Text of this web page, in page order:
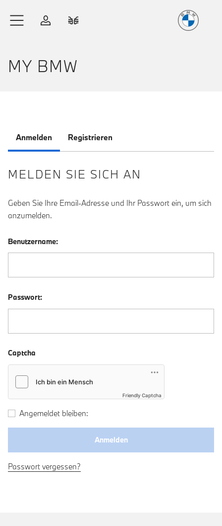
Anmelden
MY BMW
Anmelden Registrieren
MELDEN SIE SICH AN
Geben Sie Ihre Email-Adresse und Ihr Passwort ein, um sich
anzumelden.
Benutzername:
Passwort:
Captcha
Friendly Captcha
Angemeldet bleiben:
Passwort vergessen?